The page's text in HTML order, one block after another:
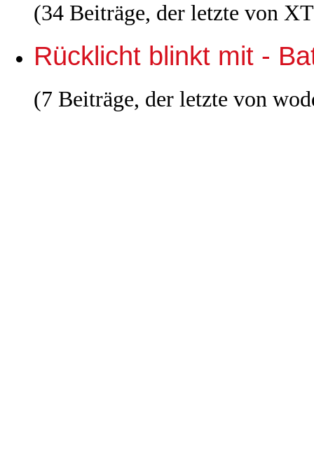
(34 Beiträge, der letzte von
Rücklicht blinkt mit -
(7 Beiträge, der letzte von